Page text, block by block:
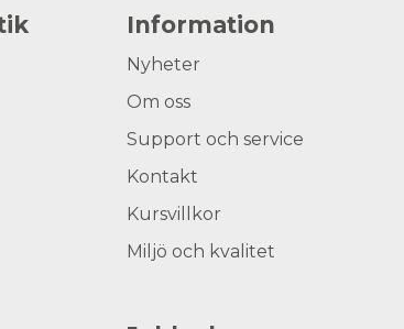
Information
Nyheter
Om oss
Support och service
Kontakt
Kursvillkor
Miljö och kvalitet